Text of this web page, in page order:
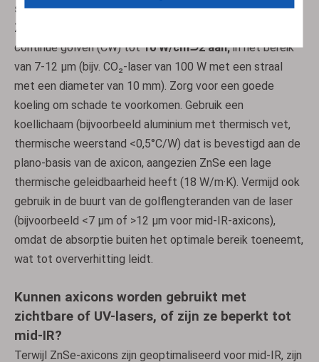
schade worden voorkomen?
ZnSe-axiconen kunnen vermogensdichtheden met
continue golven (CW) tot10 W/cm⊃2 aan;in het bereik
van 7-12 µm (bijv. CO₂-laser van 100 W met een straal
met een diameter van 10 mm). Zorg voor een goede
koeling om schade te voorkomen. Gebruik een
koellichaam (bijvoorbeeld aluminium met thermisch vet,
thermische weerstand <0,5°C/W) dat is bevestigd aan de
plano-basis van de axicon, aangezien ZnSe een lage
thermische geleidbaarheid heeft (18 W/m·K). Vermijd ook
gebruik in de buurt van de golflengteranden van de laser
(bijvoorbeeld <7 µm of >12 µm voor mid-IR-axicons),
omdat de absorptie buiten het optimale bereik toeneemt,
wat tot oververhitting leidt.
Kunnen axicons worden gebruikt met
zichtbare of UV-lasers, of zijn ze beperkt tot
mid-IR?
Terwijl ZnSe-axicons zijn geoptimaliseerd voor mid-IR, zijn